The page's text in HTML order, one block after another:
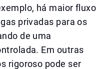
há maior fluxo
privadas para os
de uma
Em outras
rigoroso pode ser